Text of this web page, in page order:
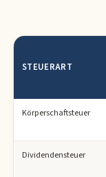
STEUERART
Körperschaftsteuer
Dividendensteuer